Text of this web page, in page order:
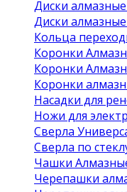
Диски
Диски
Кольца
Коронки
Коронки
Коронки
Насадки для
Ножи для
Сверла
Сверла по
Чашки
Черепашки